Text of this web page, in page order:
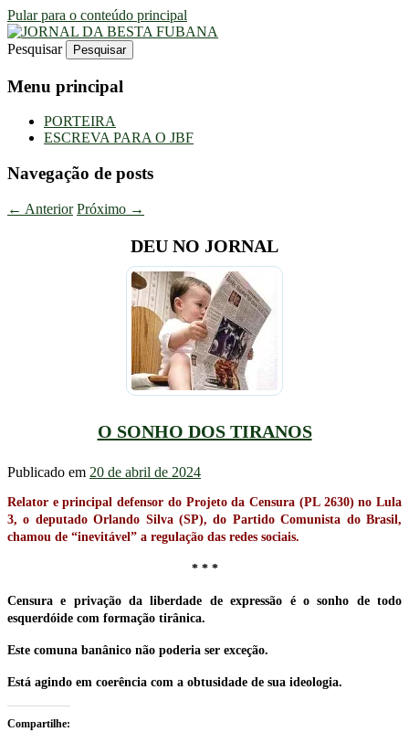
Pular para o conteúdo principal
JORNAL DA BESTA FUBANA
Uma Gazeta Escrota
Pesquisar
Menu principal
PORTEIRA
ESCREVA PARA O JBF
Navegação de posts
← Anterior Próximo →
DEU NO JORNAL
O SONHO DOS TIRANOS
Publicado em 20 de abril de 2024
Relator e principal defensor do Projeto da Censura (PL 2630) no Lula
3, o deputado Orlando Silva (SP), do Partido Comunista do Brasil,
chamou de “inevitável” a regulação das redes sociais.
* * *
Censura e privação da liberdade de expressão é o sonho de todo
esquerdóide com formação tirânica.
Este comuna banânico não poderia ser exceção.
Está agindo em coerência com a obtusidade de sua ideologia.
Compartilhe: